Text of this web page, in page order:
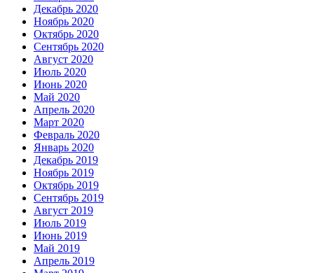
Декабрь 2020
Ноябрь 2020
Октябрь 2020
Сентябрь 2020
Август 2020
Июль 2020
Июнь 2020
Май 2020
Апрель 2020
Март 2020
Февраль 2020
Январь 2020
Декабрь 2019
Ноябрь 2019
Октябрь 2019
Сентябрь 2019
Август 2019
Июль 2019
Июнь 2019
Май 2019
Апрель 2019